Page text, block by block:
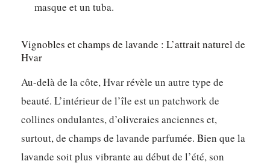
masque et un tuba.
Vignobles et champs de lavande : L’attrait naturel de
Hvar
Au-delà de la côte, Hvar révèle un autre type de
beauté. L’intérieur de l’île est un patchwork de
collines ondulantes, d’oliveraies anciennes et,
surtout, de champs de lavande parfumée. Bien que la
lavande soit plus vibrante au début de l’été, son